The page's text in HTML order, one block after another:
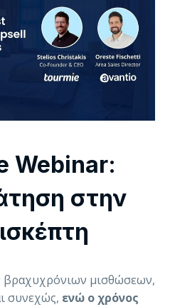
Webinar:
στην
βραχυχρόνιων μισθώσεων,
συνεχώς, ενώ ο χρόνος